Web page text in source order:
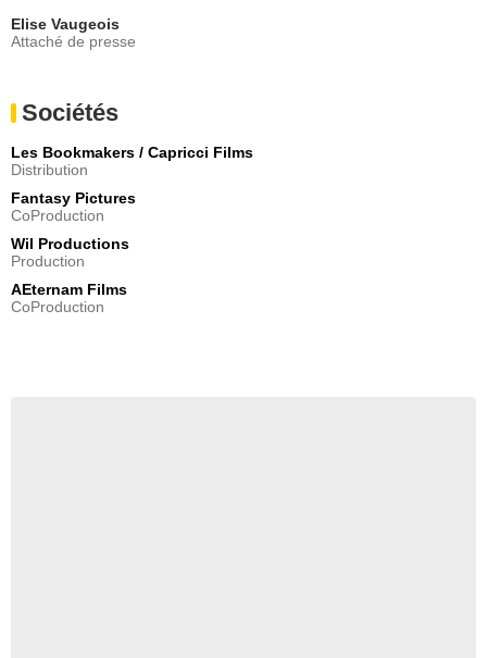
Elise Vaugeois
Attaché de presse
Sociétés
Les Bookmakers / Capricci Films
Distribution
Fantasy Pictures
CoProduction
Wil Productions
Production
AEternam Films
CoProduction